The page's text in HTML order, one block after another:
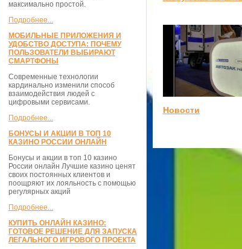
максимально простой.
Подробнее...
МОБИЛЬНЫЕ ПРИЛОЖЕНИЯ И
УДОБСТВО ДОСТУПА: ПОЧЕМУ
ПОЛЬЗОВАТЕЛИ ВЫБИРАЮТ
СМАРТФОНЫ
Современные технологии
кардинально изменили способ
взаимодействия людей с
цифровыми сервисами.
Подробнее...
БОНУСЫ И АКЦИИ В ТОП 10
КАЗИНО РОССИИ ОНЛАЙН
Бонусы и акции в топ 10 казино
России онлайн Лучшие казино ценят
своих постоянных клиентов и
поощряют их лояльность с помощью
регулярных акций
Подробнее...
КУПИТЬ ОНЛАЙН КАЗИНО:
ГОТОВОЕ РЕШЕНИЕ ДЛЯ ЗАПУСКА
ЛЕГАЛЬНОГО ИГРОВОГО ПРОЕКТА
Новости